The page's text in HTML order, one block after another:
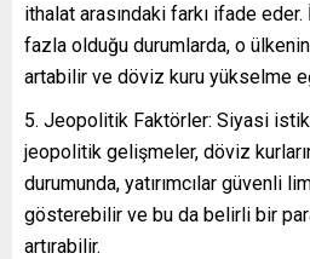
ithalat arasındaki farkı ifade eder.
fazla olduğu durumlarda, o
artabilir ve döviz kuru yükselme
Jeopolitik Faktörler: Siyasi
jeopolitik gelişmeler, döviz
durumunda, yatırımcılar güvenli
gösterebilir ve bu da belirli bir
artırabilir.